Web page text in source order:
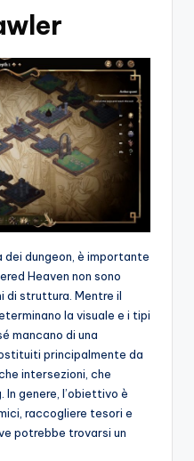
dungeon, è importante
Heaven non sono
di struttura. Mentre il
la visuale e i tipi
mancano di una
principalmente da
intersezioni, che
genere, l’obiettivo è
raccogliere tesori e
potrebbe trovarsi un